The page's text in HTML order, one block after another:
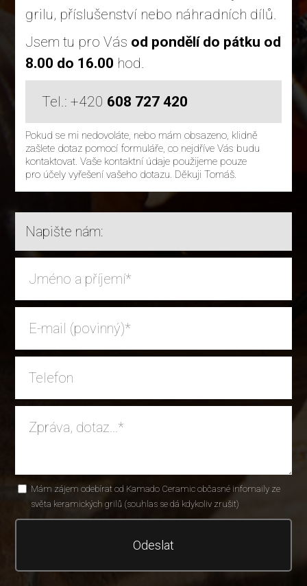
grilu, příslušenství nebo náhradních dílů.
Jsem tu pro Vás od pondělí do pátku od
8.00 do 16.00 hod.
Tel.: +420 608 727 420
Pokud se mi nedovoláte, nebo mám obsazeno, klidně
zašlete dotaz pomocí formuláře, co nejdříve Vás budu
kontaktovat. Vaše kontaktní údaje použijeme pouze
pro účely vyřešení vašeho dotazu. Děkuji Tomáš.
Napište nám:
Mám zájem odebírat od Kamado Ceramic občasné infomaily ze
světa keramických grilů (souhlas se dá kdykoliv zrušit)
Odeslat